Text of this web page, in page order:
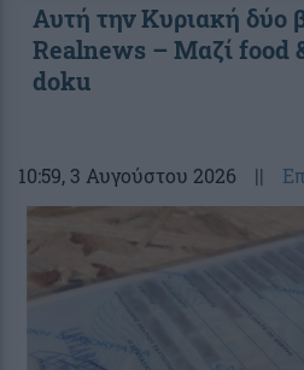
Αυτή την Κυριακή δύο
Realnews – Μαζί food
doku
10:59, 3 Αυγούστου 2026 ||